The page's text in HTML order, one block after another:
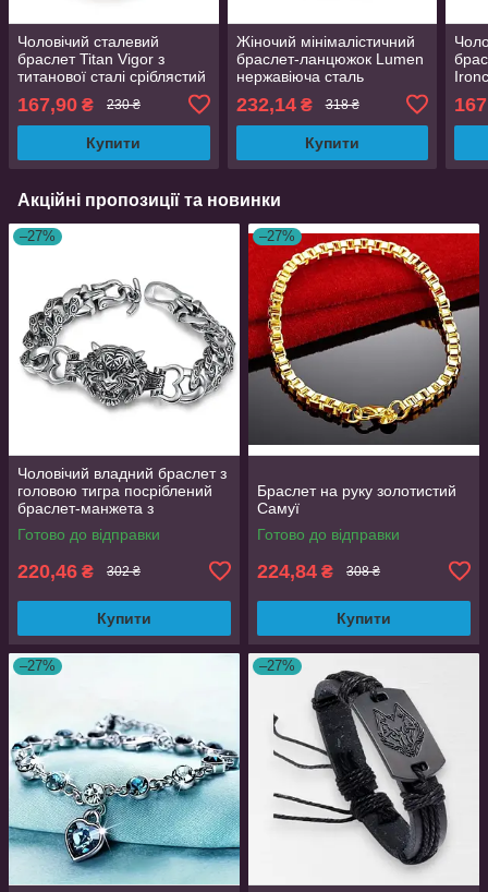
Чоловічий сталевий
браслет Titan Vigor з
титанової сталі сріблястий
167,90 ₴ 230 ₴
Купити
Жіночий мінімалістичний
браслет-ланцюжок Lumen
нержавіюча сталь
золотистий ширина 2 мм
довжина 15.5+6 см
232,14₴ 318 ₴
Купити
Акційні пропозиції та новинки
–27%
Чоловічий владний браслет з
головою тигра посріблений
браслет-манжета з
зображенням зверя
Готово до відправки
220,46 ₴ 302 ₴
Купити
–27%
Браслет на руку золотистий
Самуї
Готово до відправки
224,84 ₴ 308 ₴
Купити
–27% –27%